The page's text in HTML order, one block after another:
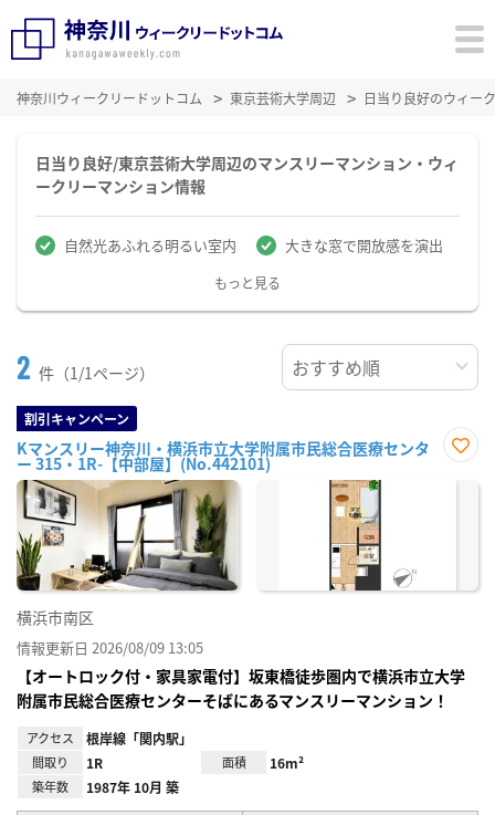
神奈川ウィークリードットコム 東京芸術大学周辺 日当り良好のウィー
日当り良好/東京芸術大学周辺のマンスリーマンション・ウィ
ークリーマンション情報
自然光あふれる明るい室内 大きな窓で開放感を演出
もっと見る
2 件（1/1ページ）
割引キャンペーン
Kマンスリー神奈川・横浜市立大学附属市民総合医療センタ
ー 315・1R-【中部屋】(No.442101)
に入
横浜市南区
情報更新日 2026/08/09 13:05
【オートロック付・家具家電付】坂東橋徒歩圏内で横浜市立大学
附属市民総合医療センターそばにあるマンスリーマンション！
アクセス 根岸線「関内駅」
間取り 1R 面積 16m²
築年数 1987年 10月 築